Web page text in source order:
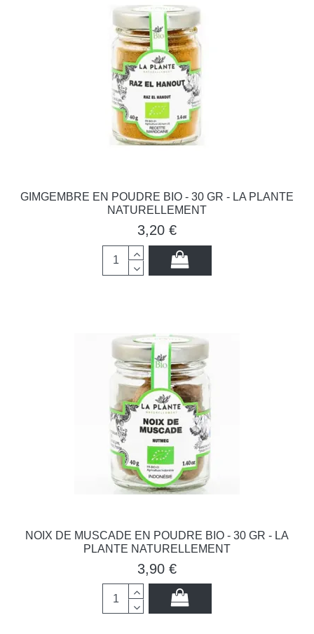
GIMGEMBRE EN POUDRE BIO - 30 GR - LA PLANTE
NATURELLEMENT
3,20 €
NOIX DE MUSCADE EN POUDRE BIO - 30 GR - LA
PLANTE NATURELLEMENT
3,90 €